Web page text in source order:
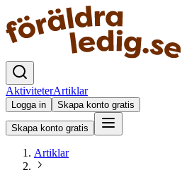
AktiviteterArtiklar
Logga in Skapa konto gratis
Skapa konto gratis
Artiklar